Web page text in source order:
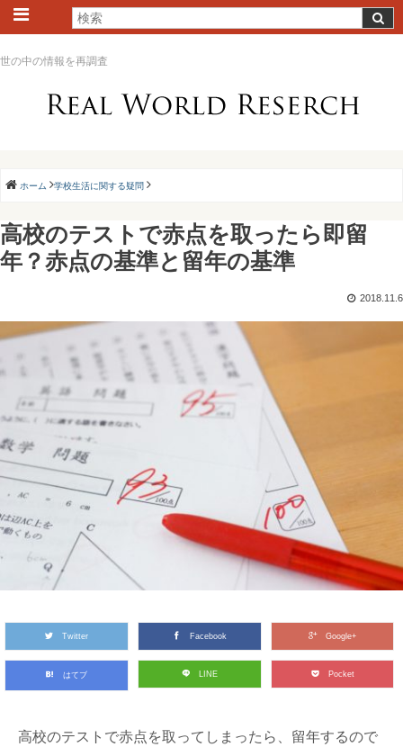
世の中の情報を再調査
ホーム 学校生活に関する疑問
高校のテストで赤点を取ったら即留
年？赤点の基準と留年の基準
2018.11.6
Twitter Facebook Google+
はてブ LINE Pocket
高校のテストで赤点を取ってしまったら、留年するので